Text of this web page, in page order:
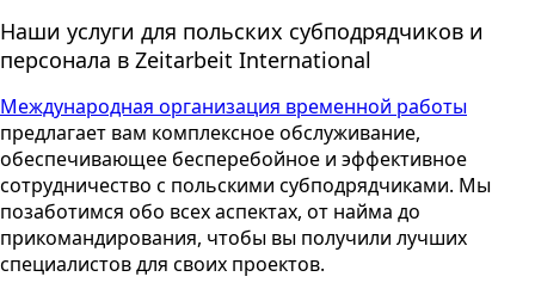
Наши услуги для польских субподрядчиков и
персонала в Zeitarbeit International
Международная организация временной работы
предлагает вам комплексное обслуживание,
обеспечивающее бесперебойное и эффективное
сотрудничество с польскими субподрядчиками. Мы
позаботимся обо всех аспектах, от найма до
прикомандирования, чтобы вы получили лучших
специалистов для своих проектов.